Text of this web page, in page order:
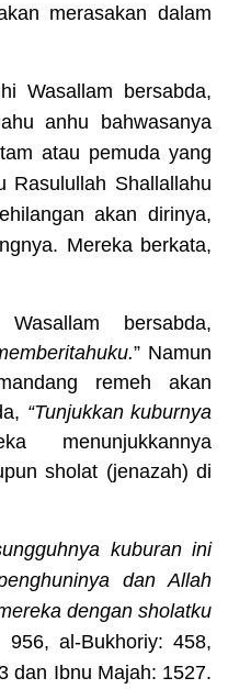
merasakan dalam
Wasallam bersabda,
anhu
bahwasanya
atau pemuda yang
Rasulullah Shallallahu
akan dirinya,
Mereka berkata,
bersabda,
” Namun
remeh akan
“Tunjukkan kuburnya
sholat (jenazah) di
kuburan ini
dan Allah
dengan sholatku
956, al-Bukhoriy: 458,
dan Ibnu Majah: 1527.